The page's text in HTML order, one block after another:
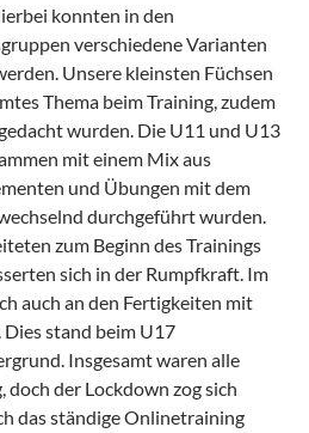
konnten in den
verschiedene Varianten
Unsere kleinsten Füchsen
Thema beim Training, zudem
wurden. Die U11 und U13
mit einem Mix aus
und Übungen mit dem
durchgeführt wurden.
zum Beginn des Trainings
sich in der Rumpfkraft. Im
auch an den Fertigkeiten mit
Dies stand beim U17
Insgesamt waren alle
der Lockdown zog sich
das ständige Onlinetraining